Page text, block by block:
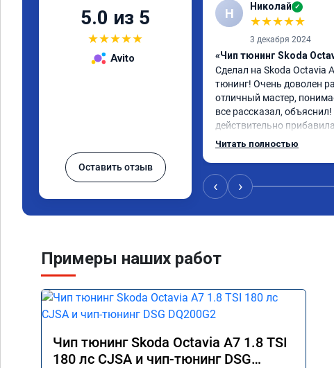
5.0 из 5
★★★★★
Avito
Оставить отзыв
Н Николай ✓
★★★★★
3 декабря 2024
«Чип тюнинг Skoda
Сделал на Skoda Octavia
тюнинг! Очень доволен
отличный мастер,
все рассказал,
действительно
что крутящий момент
акселератора более
реагировать на желание
Расход топлива не
увеличился в пробках
Читать полностью
‹ ›
Примеры наших работ
Чип тюнинг Skoda Octavia A7 1.8 TSI
180 лс CJSA и чип-тюнинг DSG